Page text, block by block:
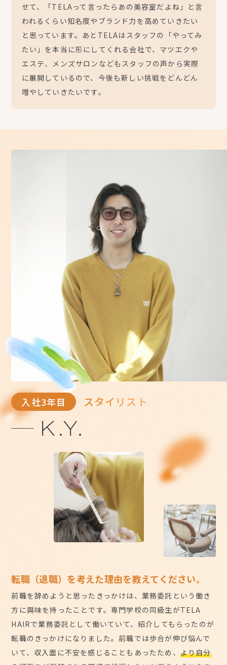
せて、「TELAって言ったらあの美容室だよね」と言
われるくらい知名度やブランド力を高めていきたい
と思っています。あとTELAはスタッフの「やってみ
たい」を本当に形にしてくれる会社で、マツエクや
エステ、メンズサロンなどもスタッフの声から実際
に展開しているので、今後も新しい挑戦をどんどん
増やしていきたいです。
入社3年目 スタイリスト
K.Y.
転職（退職）を考えた理由を教えてください。
前職を辞めようと思ったきっかけは、業務委託という働き
方に興味を持ったことです。専門学校の同級生がTELA
HAIRで業務委託として働いていて、紹介してもらったのが
転職のきっかけになりました。前職では歩合が伸び悩んで
いて、収入面に不安を感じることもあったため、 より自分